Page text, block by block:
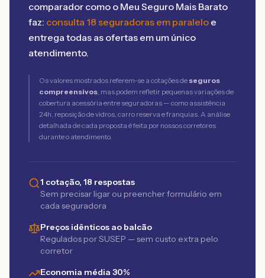
comparador como o Meu Seguro Mais Barato
faz: consulta 18 seguradoras em paralelo e
entrega todas as ofertas em um único
atendimento.
Os valores mostrados referem-se a cotações de seguros
compreensivos, mas podem refletir pequenas variações de
cobertura acessória entre seguradoras — como assistência
24h, reposição de vidros, carro reserva e franquias. A análise
detalhada de cada proposta é feita por nossos corretores
durante o atendimento.
1 cotação, 18 respostas
Sem precisar ligar ou preencher formulário em
cada seguradora
Preços idênticos ao balcão
Regulados por SUSEP — sem custo extra pelo
corretor
Economia média 30%